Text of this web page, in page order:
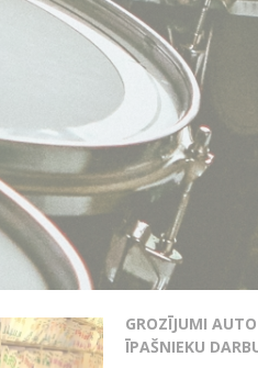
GROZĪJUMI
ĪPAŠNIEKU